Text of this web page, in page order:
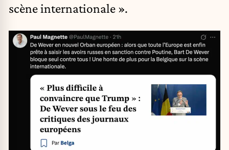
scène internationale ».